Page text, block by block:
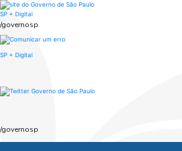
Skip
to
main
SP + Digital
/governosp
SP + Digital
/governosp